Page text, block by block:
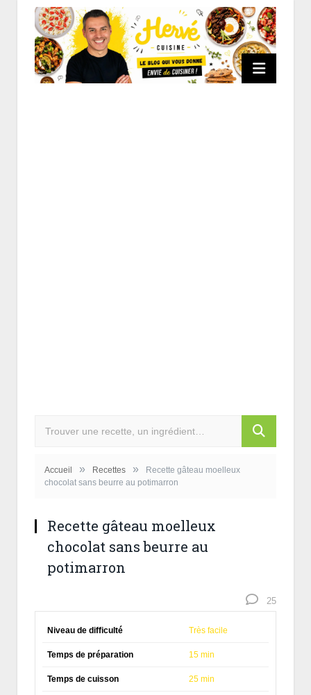
Accueil » Recettes »
Recette gâteau moelleux
chocolat sans beurre au potimarron
Recette gâteau moelleux
chocolat sans beurre au
potimarron
25
Niveau de difficulté Très facile
Temps de préparation 15 min
Temps de cuisson 25 min